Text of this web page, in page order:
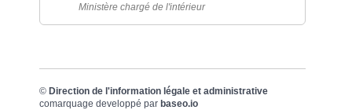
Ministère chargé de l'intérieur
© Direction de l'information légale et administrative
comarquage developpé par baseo.io